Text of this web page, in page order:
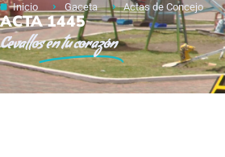
Inicio Gaceta Actas de Concejo
ACTA 1445
Cevallosen tu corazón